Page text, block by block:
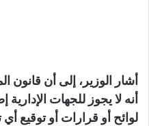
أشار الوزير، إلى أن قانون
أنه لا يجوز للجهات
لوائح أو قرارات أو توقيع أي